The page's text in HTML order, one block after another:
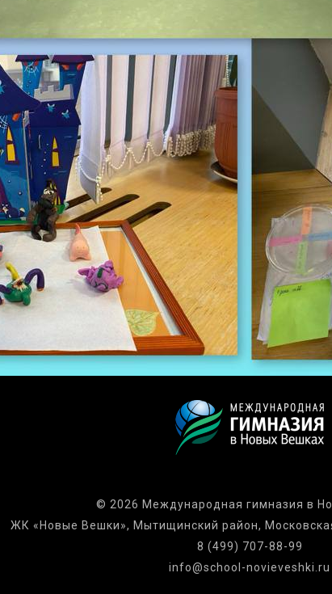
© 2026 Международная гимназия в
ЖК «Новые Вешки», Мытищинский район,
8 (499) 707-88-99
info@school-novieveshki.ru